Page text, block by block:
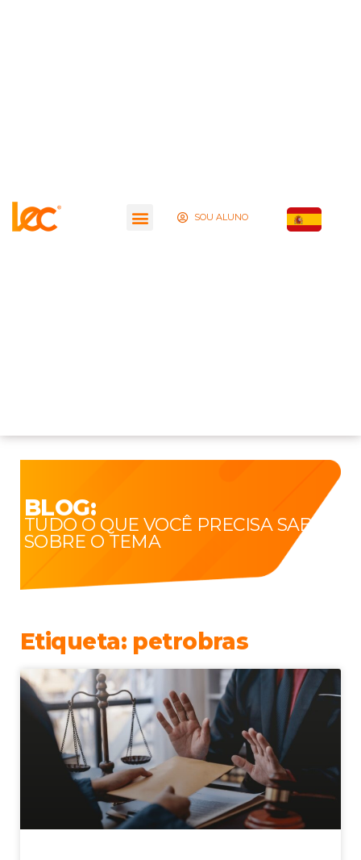
SOU ALUNO
BLOG:
TUDO O QUE VOCÊ PRECISA SABER
SOBRE O TEMA
Etiqueta: petrobras